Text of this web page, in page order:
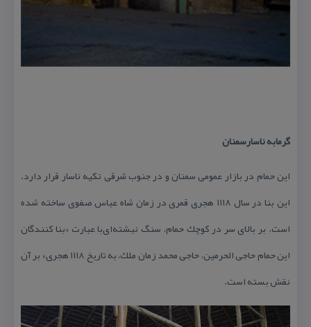
گرمابه ناسارسمنان‌
این‌ حمام‌ در بازار عمومی‌ سمنان‌ و در جنوب‌ شرقی‌ تكیه‌ ناسار قرار دارد.
این‌ بنا در سال ‌۱۱۱۸ هجری‌ قمری‌ در زمان‌ شاه‌ عباس‌ صفوی‌ ساخته‌ شده‌
است‌. بر بالای‌ سر در كوچك‌ حمام‌، سنگ‌ نبشته‌ای‌با عبارت‌ «بنا كنندگان‌
این‌ حمام‌ حاجی‌ الحرمین‌، حاجی‌ محمد زمان‌ ملك‌، به‌ تاریخ‌ ۱۱۱۸ هجری‌» بر آن‌
نقش ‌بسته‌ است‌.